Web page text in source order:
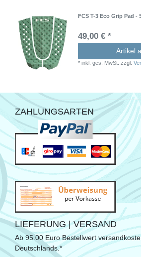
FCS T-3 Eco Grip Pad -
49,00 € *
Artikel
*inkl. ges. MwSt. zzgl.
ZAHLUNGSARTEN
LIEFERUNG | VERSAND
Ab 95.00 Euro Bestellwert
Deutschlands.*